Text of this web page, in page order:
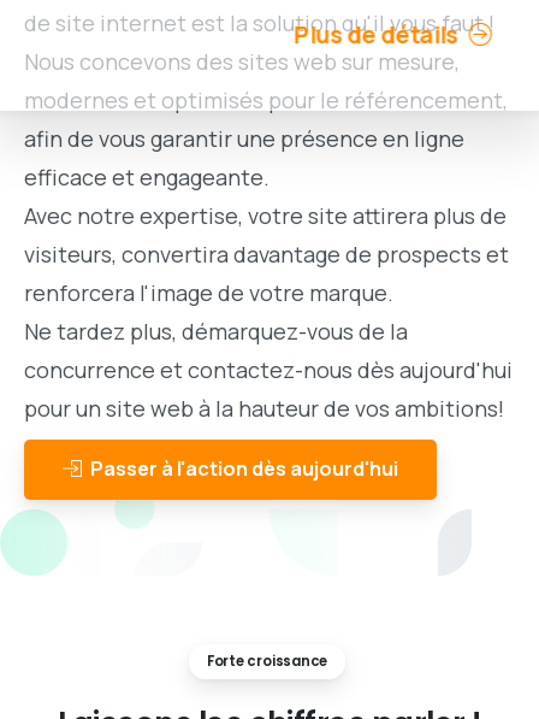
Plus de détails
de site internet est la solution qu'il vous faut !
Nous concevons des sites web sur mesure,
modernes et optimisés pour le référencement,
afin de vous garantir une présence en ligne
efficace et engageante.
Avec notre expertise, votre site attirera plus de
visiteurs, convertira davantage de prospects et
renforcera l'image de votre marque.
Ne tardez plus, démarquez-vous de la
concurrence et contactez-nous dès aujourd'hui
pour un site web à la hauteur de vos ambitions!
Passer à l'action dès aujourd'hui
Forte croissance